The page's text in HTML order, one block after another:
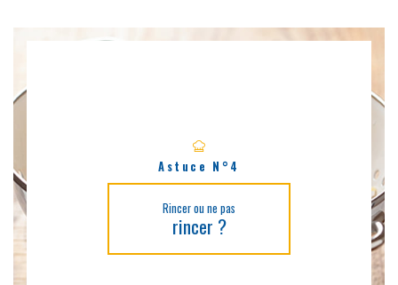
Astuce N°4
Rincer ou ne pas
rincer ?